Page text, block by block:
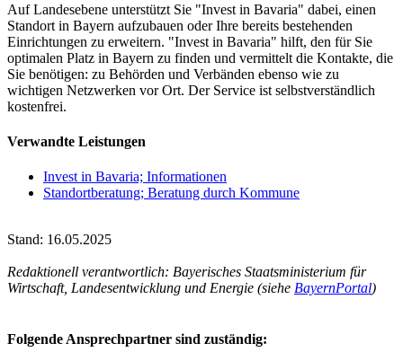
Auf Landesebene unterstützt Sie "Invest in Bavaria" dabei, einen
Standort in Bayern aufzubauen oder Ihre bereits bestehenden
Einrichtungen zu erweitern. "Invest in Bavaria" hilft, den für Sie
optimalen Platz in Bayern zu finden und vermittelt die Kontakte, die
Sie benötigen: zu Behörden und Verbänden ebenso wie zu
wichtigen Netzwerken vor Ort. Der Service ist selbstverständlich
kostenfrei.
Verwandte Leistungen
Invest in Bavaria; Informationen
Standortberatung; Beratung durch Kommune
Stand: 16.05.2025
Redaktionell verantwortlich: Bayerisches Staatsministerium für
Wirtschaft, Landesentwicklung und Energie (siehe BayernPortal)
Folgende Ansprechpartner sind zuständig: